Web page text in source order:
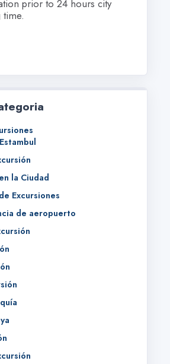
prior to 24 hours city
time.
la Ciudad
Excursiones
de aeropuerto